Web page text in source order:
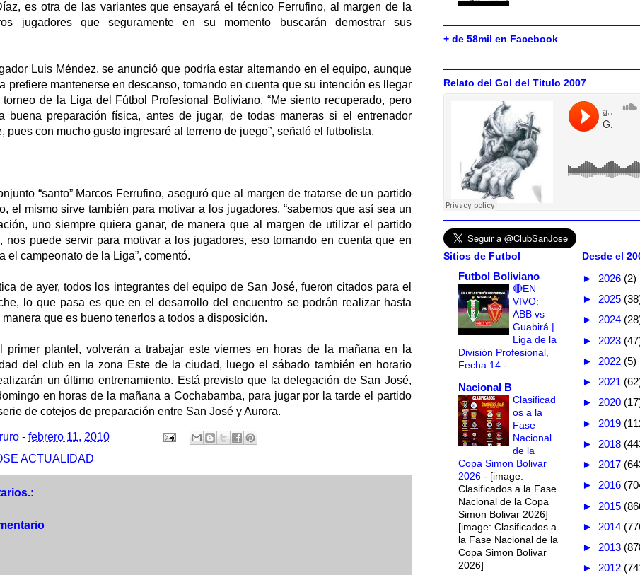
es otra de las variantes que ensayará el técnico Ferrufino, al margen de la
jugadores que seguramente en su momento buscarán demostrar sus
Luis Méndez, se anunció que podría estar alternando en el equipo, aunque
prefiere mantenerse en descanso, tomando en cuenta que su intención es llegar
de la Liga del Fútbol Profesional Boliviano. “Me siento recuperado, pero
buena preparación física, antes de jugar, de todas maneras si el entrenador
pues con mucho gusto ingresaré al terreno de juego”, señaló el futbolista.
“santo” Marcos Ferrufino, aseguró que al margen de tratarse de un partido
el mismo sirve también para motivar a los jugadores, “sabemos que así sea un
uno siempre quiera ganar, de manera que al margen de utilizar el partido
nos puede servir para motivar a los jugadores, eso tomando en cuenta que en
el campeonato de la Liga”, comentó.
de ayer, todos los integrantes del equipo de San José, fueron citados para el
lo que pasa es que en el desarrollo del encuentro se podrán realizar hasta
que es bueno tenerlos a todos a disposición.
primer plantel, volverán a trabajar este viernes en horas de la mañana en la
del club en la zona Este de la ciudad, luego el sábado también en horario
un último entrenamiento. Está previsto que la delegación de San José,
en horas de la mañana a Cochabamba, para jugar por la tarde el partido
de cotejos de preparación entre San José y Aurora.
- febrero 11, 2010
ACTUALIDAD
+ de 58mil en Facebook
Relato del Gol del Titulo 2007
Sitios de Futbol
Futbol Boliviano
🔴EN
VIVO:
ABB vs
Guabirá |
Liga de la
División Profesional,
Fecha 14 -
Nacional B
Clasificad
os a la
Fase
Nacional
de la
Copa Simon Bolivar
2026 - [image:
Clasificados a la Fase
Nacional de la Copa
Simon Bolivar 2026]
[image: Clasificados a
la Fase Nacional de la
Copa Simon Bolivar
2026]
Desde el
► 2026 (2)
► 2025
► 2024
► 2023
► 2022 (5)
► 2021
► 2020
► 2019
► 2018
► 2017
► 2016
► 2015
► 2014
► 2013
► 2012